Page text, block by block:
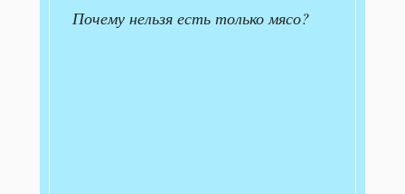
Почему нельзя есть только мясо?